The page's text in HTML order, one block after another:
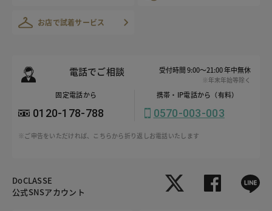
お店で試着サービス
電話でご相談 受付時間 9:00～21:00 年中無休
※年末年始等除く
固定電話から
0120-178-788
携帯・IP電話から（有料）
0570-003-003
※ご申告をいただければ、こちらから折り返しお電話いたします
DoCLASSE
公式SNSアカウント